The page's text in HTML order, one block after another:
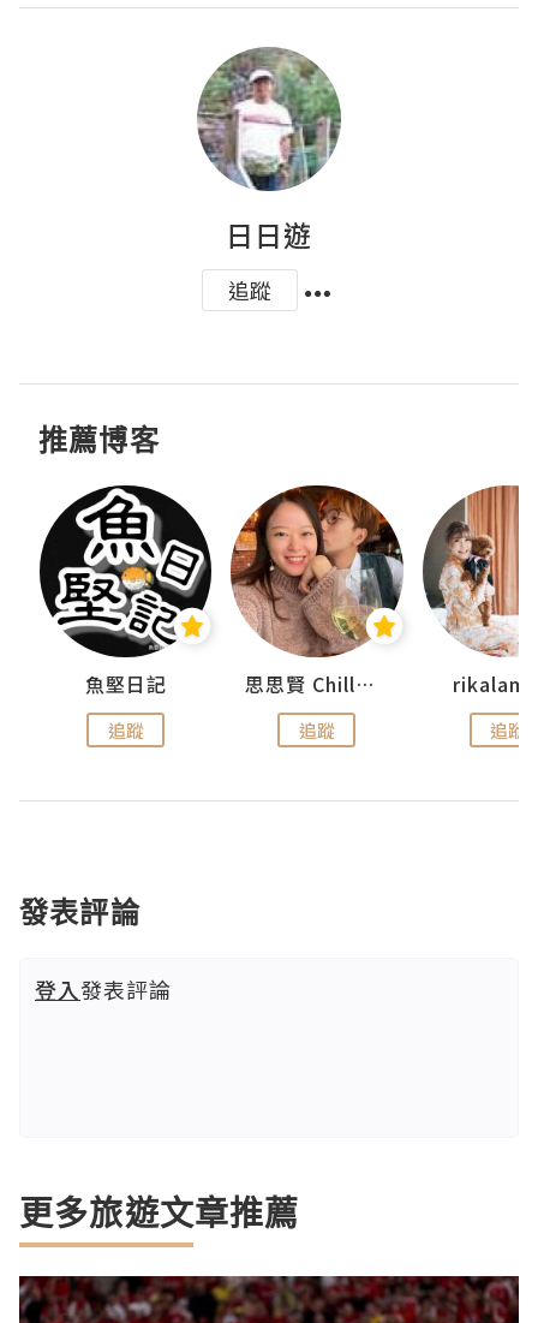
日日遊
追蹤
推薦博客
魚堅日記
追蹤
思思賢 ChillMyBabe
追蹤 追蹤
發表評論
登入發表評論
更多旅遊文章推薦